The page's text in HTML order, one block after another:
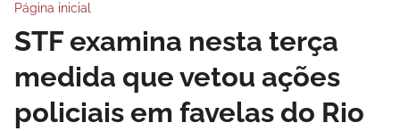
Página inicial
STF examina nesta terça
medida que vetou ações
policiais em favelas do Rio